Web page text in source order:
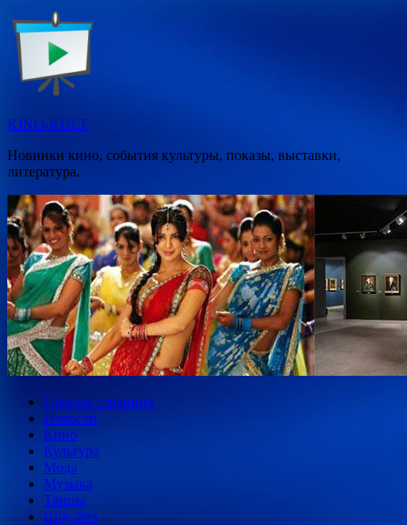
Перейти
к
содержимому
KINO-KULT
Новинки кино, события культуры, показы, выставки,
литература.
Главная страница
Новости
Кино
Культура
Мода
Музыка
Танцы
Шоу-биз